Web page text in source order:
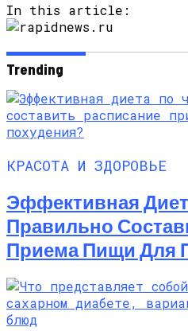
In this article:
Trending
КРАСОТА И ЗДОРОВЬЕ
Эффективная
Правильно
Приема Пищи Для